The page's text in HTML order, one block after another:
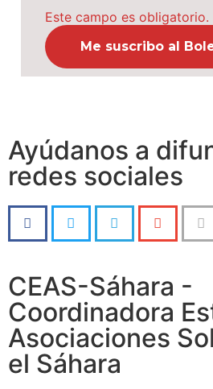
Este campo es obligatorio.
Ayúdanos a
redes sociales
CEAS-Sáhara -
Coordinadora
Asociaciones
el Sáhara